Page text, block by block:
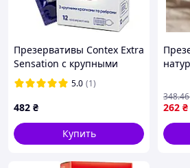
Презервативы Contex Extra
Sensation с крупными
точками и ребрами 12 шт.
(5052197051506) w
5.0 (1)
482 ₴
Купить
Nomax
262 ₴
348.46